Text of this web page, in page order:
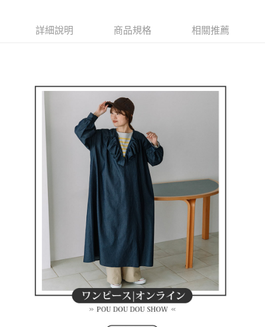
３．安心：先確認商品／服務後，再付款。
３．收到繳費通知簡訊後14天內，點擊此簡訊中的連結，可透過四大超商／
ATM／網路銀行／等多元方式進行付款，方視為交易完成。
※ 請注意：結帳手續完成當下不需立刻繳費，但若您需要取消訂單，請聯絡
購買商品的店家。未經商家同意取消之訂單仍視為有效，需透過AFTEE先享
後付繳納相關費用。
※ 交易是否成功請以「AFTEE先享後付 」之結帳頁面顯示為準，若有關於
是否繳費成功／繳費後需取消欲退款等相關疑問，請聯繫「AFTEE先享後付
https://netprotections.freshdesk.com/support/home
【注意事項】
１．透過由恩沛科技股份有限公司提供之「AFTEE先享後付」服務完成之交
易，需依本服務之必要範圍內提供個人資料，並將交易相關給付款項請求債
權轉讓予恩沛科技股份有限公司。
２．關於個人資料處理事宜，請瀏覽以下網址：
https://aftee.tw/terms/#terms3
３．未成年的使用者請事先徵得法定代理人或監護人之同意方可使用
「AFTEE先享後付」，若未經同意申辦者引起之損失，本公司不負相關責
４．使用「AFTEE先享後付」時，將依據個別帳號之用戶狀況，依本公司即
時審查核予不同之上限額度；若仍有額度不足之情形，本公司將視審查結果
請求用戶進行身份認證。
５．嚴禁一人註冊多個帳號或使用他人資訊註冊。若發現惡意使用之情形，
恩沛科技股份有限公司將有權停止該用戶之使用額度並採取法律行動。
全家取貨付款
萊爾富取貨付款
離島宅配
詳細說明 商品規格 相關推薦